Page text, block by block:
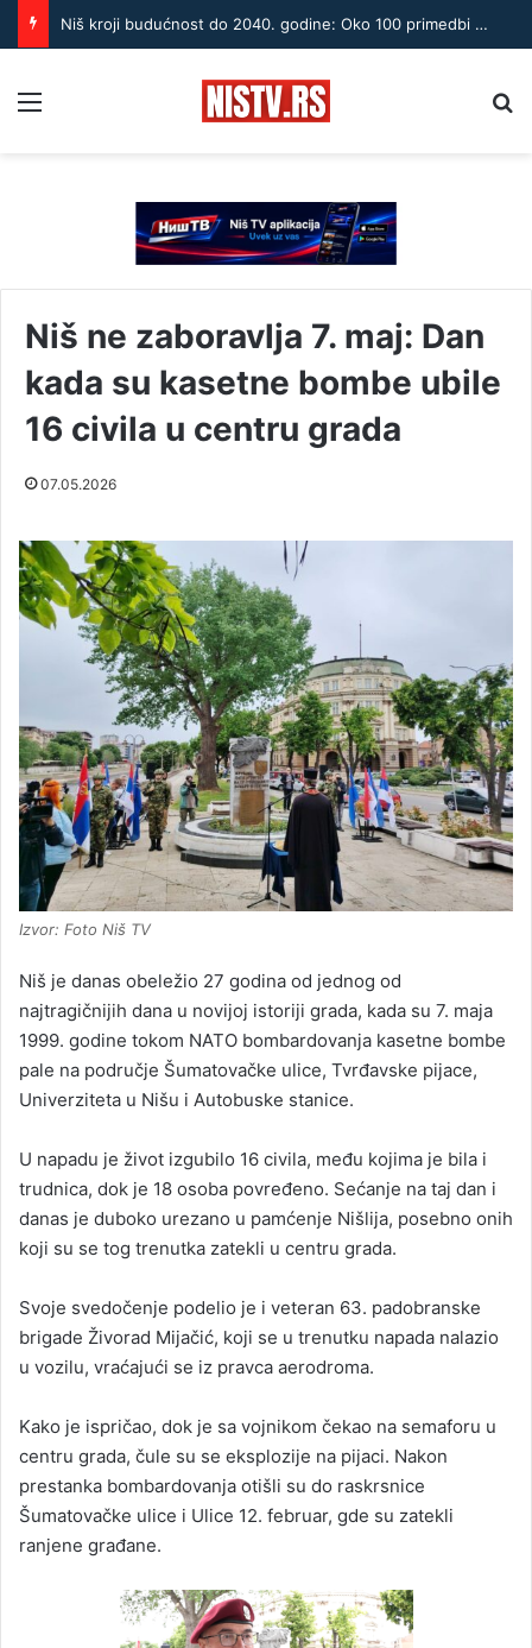
Niš kroji budućnost do 2040. godine: Oko 100 primedbi na novi GUP, građani izneli svoje zahteve
Niš ne zaboravlja 7. maj: Dan
kada su kasetne bombe ubile
16 civila u centru grada
07.05.2026
Izvor: Foto Niš TV
Niš je danas obeležio 27 godina od jednog od
najtragičnijih dana u novijoj istoriji grada, kada su 7. maja
1999. godine tokom NATO bombardovanja kasetne bombe
pale na područje Šumatovačke ulice, Tvrđavske pijace,
Univerziteta u Nišu i Autobuske stanice.
U napadu je život izgubilo 16 civila, među kojima je bila i
trudnica, dok je 18 osoba povređeno. Sećanje na taj dan i
danas je duboko urezano u pamćenje Nišlija, posebno onih
koji su se tog trenutka zatekli u centru grada.
Svoje svedočenje podelio je i veteran 63. padobranske
brigade Živorad Mijačić, koji se u trenutku napada nalazio
u vozilu, vraćajući se iz pravca aerodroma.
Kako je ispričao, dok je sa vojnikom čekao na semaforu u
centru grada, čule su se eksplozije na pijaci. Nakon
prestanka bombardovanja otišli su do raskrsnice
Šumatovačke ulice i Ulice 12. februar, gde su zatekli
ranjene građane.